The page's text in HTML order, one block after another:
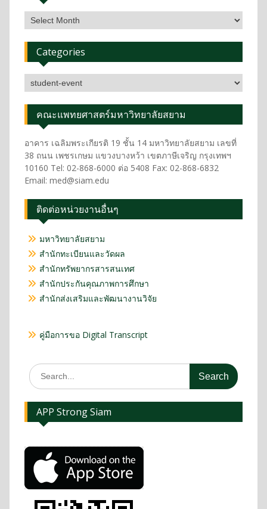
Categories
คณะแพทยศาสตร์มหาวิทยาลัยสยาม
อาคาร เฉลิมพระเกียรติ 19 ชั้น 14 มหาวิทยาลัยสยาม เลขที่
38 ถนน เพชรเกษม แขวงบางหว้า เขตภาษีเจริญ กรุงเทพฯ
10160 Tel: 02-868-6000 ต่อ 5408 Fax: 02-868-6832
Email: med@siam.edu
ติดต่อหน่วยงานอื่นๆ
มหาวิทยาลัยสยาม
สำนักทะเบียนและวัดผล
สำนักทรัพยากรสารสนเทศ
สำนักประกันคุณภาพการศึกษา
สำนักส่งเสริมและพัฒนางานวิจัย
คู่มือการขอ Digital Transcript
APP Strong Siam